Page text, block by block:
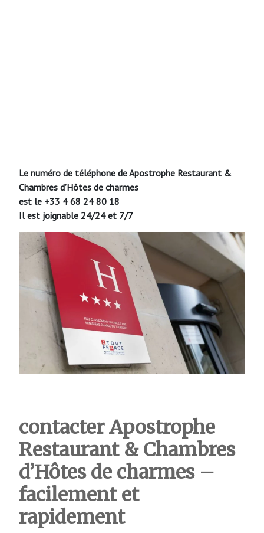
Le numéro de téléphone de Apostrophe Restaurant &
Chambres d’Hôtes de charmes
est le +33 4 68 24 80 18
Il est joignable 24/24 et 7/7
contacter Apostrophe
Restaurant & Chambres
d’Hôtes de charmes –
facilement et
rapidement